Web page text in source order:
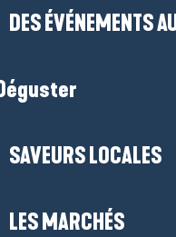
DES ÉVÉNEMENTS
SAVEURS LOCALES
LES MARCHÉS
!
Guérande